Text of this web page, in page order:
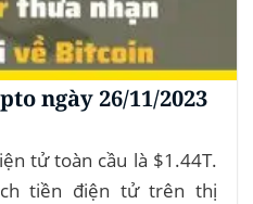
ngày 26/11/2023
tử toàn cầu là $1.44T.
tiền điện tử trên thị